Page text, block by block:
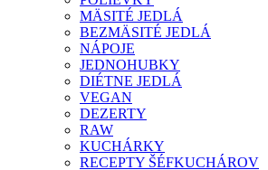
MÄSITÉ JEDLÁ
BEZMÄSITÉ JEDLÁ
NÁPOJE
JEDNOHUBKY
DIÉTNE JEDLÁ
VEGAN
DEZERTY
RAW
KUCHÁRKY
RECEPTY ŠÉFKUCHÁROV